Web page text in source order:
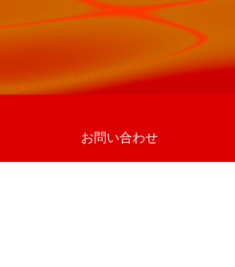
お問い合わせ